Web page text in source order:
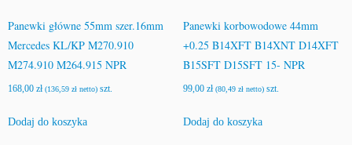
Panewki główne 55mm szer.16mm
Mercedes KL/KP M270.910
M274.910 M264.915 NPR
168,00 zł (136,59 zł netto) szt.
Dodaj do koszyka
Panewki korbowodowe 44mm
+0.25 B14XFT B14XNT D14XFT
B15SFT D15SFT 15- NPR
99,00 zł (80,49 złnetto)szt.
Dodaj do koszyka